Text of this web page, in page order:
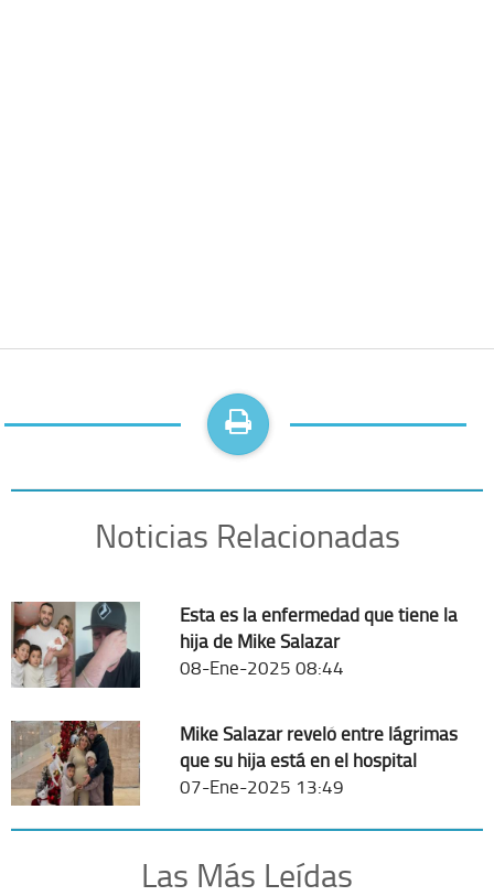
Noticias Relacionadas
Esta es la enfermedad que tiene la
hija de Mike Salazar
08-Ene-2025 08:44
Mike Salazar reveló entre lágrimas
que su hija está en el hospital
07-Ene-2025 13:49
Las Más Leídas